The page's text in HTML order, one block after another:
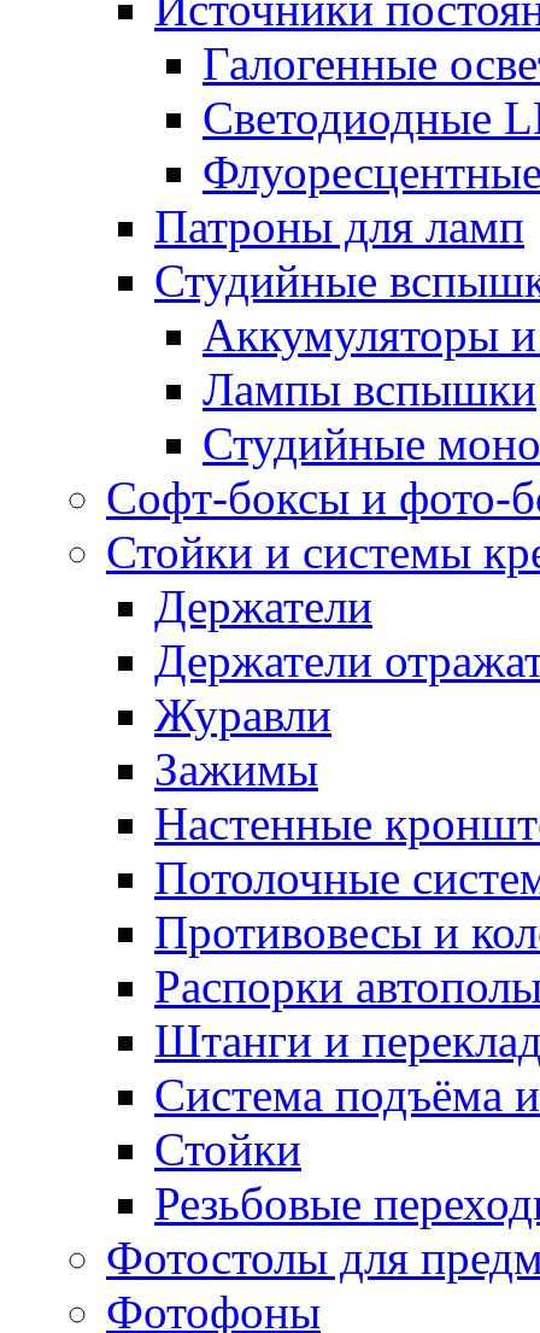
Галогенные
Светодиодные
Патроны для ламп
Студийные
Аккумуляторы
Лампы вспышки
Студийные
Софт-боксы и фото-
Стойки и системы
Держатели
Держатели
Журавли
Зажимы
Настенные
Потолочные
Противовесы и
Распорки
Штанги и
Система подъёма
Стойки
Резьбовые
Фотостолы для
Фотофоны